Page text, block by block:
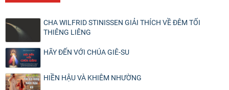
CHA WILFRID STINISSEN GIẢI THÍCH VỀ ĐÊM TỐI
THIÊNG LIÊNG
HÃY ĐẾN VỚI CHÚA GIÊ-SU
HIỀN HẬU VÀ KHIÊM NHƯỜNG